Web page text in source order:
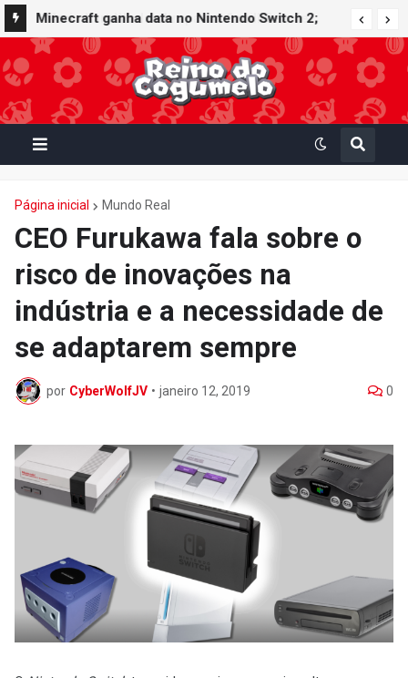
Minecraft ganha data no Nintendo Switch 2;
Super Mario Mash-Up receberá atualização
gráfica exclusiva
Página inicial Mundo Real
CEO Furukawa fala sobre o
risco de inovações na
indústria e a necessidade de
se adaptarem sempre
por CyberWolfJV • janeiro 12, 2019 0